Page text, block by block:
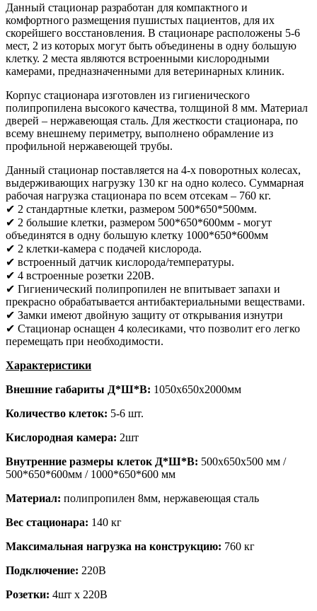
Данный стационар разработан для компактного и
комфортного размещения пушистых пациентов, для их
скорейшего восстановления. В стационаре расположены 5-6
мест, 2 из которых могут быть объединены в одну большую
клетку. 2 места являются встроенными кислородными
камерами, предназначенными для ветеринарных клиник.
Корпус стационара изготовлен из гигиенического
полипропилена высокого качества, толщиной 8 мм. Материал
дверей – нержавеющая сталь. Для жесткости стационара, по
всему внешнему периметру, выполнено обрамление из
профильной нержавеющей трубы.
Данный стационар поставляется на 4-х поворотных колесах,
выдерживающих нагрузку 130 кг на одно колесо. Суммарная
рабочая нагрузка стационара по всем отсекам – 760 кг.
✔ 2 стандартные клетки, размером 500*650*500мм.
✔ 2 большие клетки, размером 500*650*600мм - могут
объединятся в одну большую клетку 1000*650*600мм
✔ 2 клетки-камера с подачей кислорода.
✔ встроенный датчик кислорода/температуры.
✔ 4 встроенные розетки 220В.
✔ Гигиенический полипропилен не впитывает запахи и
прекрасно обрабатывается антибактериальными веществами.
✔ Замки имеют двойную защиту от открывания изнутри
✔ Стационар оснащен 4 колесиками, что позволит его легко
перемещать при необходимости.
Характеристики
Внешние габариты Д*Ш*В: 1050х650х2000мм
Количество клеток: 5-6 шт.
Кислородная камера: 2шт
Внутренние размеры клеток Д*Ш*В: 500х650х500 мм /
500*650*600мм / 1000*650*600 мм
Материал: полипропилен 8мм, нержавеющая сталь
Вес стационара: 140 кг
Максимальная нагрузка на конструкцию: 760 кг
Подключение: 220В
Розетки: 4шт х 220В